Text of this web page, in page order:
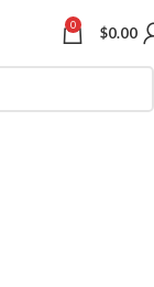
0 $0.00